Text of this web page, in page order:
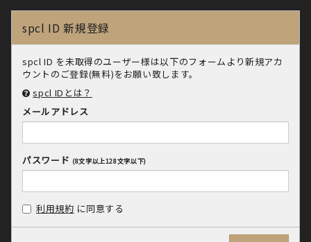
spcl ID 新規登録
spcl ID を未取得のユーザー様は以下のフォームより新規アカ
ウントのご登録(無料)をお願い致します。
spcl IDとは？
メールアドレス
パスワード (8文字以上128文字以下)
利用規約 に同意する